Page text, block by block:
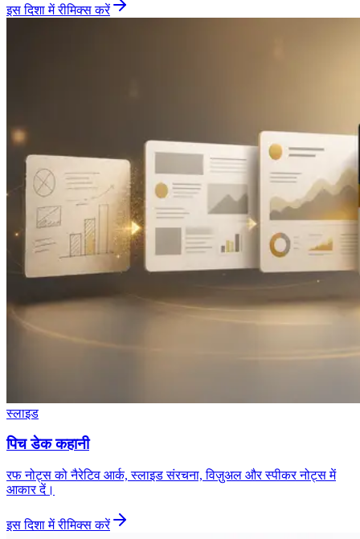
इस दिशा में रीमिक्स करें
स्लाइड
पिच डेक कहानी
रफ नोट्स को नैरेटिव आर्क, स्लाइड संरचना, विज़ुअल और स्पीकर नोट्स में
आकार दें।
इस दिशा में रीमिक्स करें